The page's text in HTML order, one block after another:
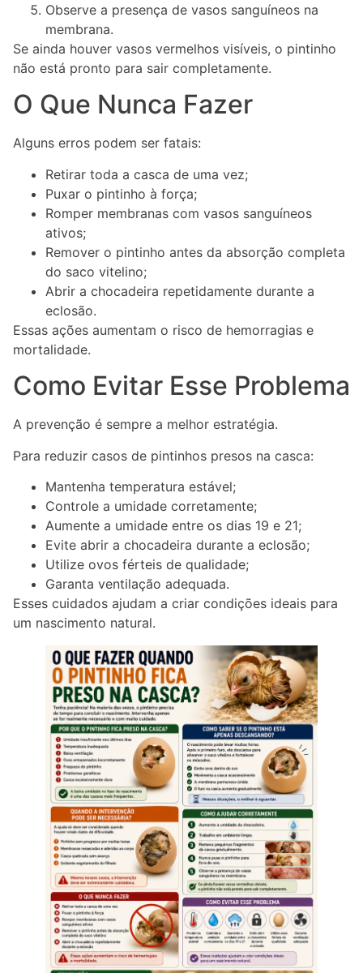
Observe a presença de vasos sanguíneos na
membrana.
Se ainda houver vasos vermelhos visíveis, o pintinho
não está pronto para sair completamente.
O Que Nunca Fazer
Alguns erros podem ser fatais:
Retirar toda a casca de uma vez;
Puxar o pintinho à força;
Romper membranas com vasos sanguíneos
ativos;
Remover o pintinho antes da absorção completa
do saco vitelino;
Abrir a chocadeira repetidamente durante a
eclosão.
Essas ações aumentam o risco de hemorragias e
mortalidade.
Como Evitar Esse Problema
A prevenção é sempre a melhor estratégia.
Para reduzir casos de pintinhos presos na casca:
Mantenha temperatura estável;
Controle a umidade corretamente;
Aumente a umidade entre os dias 19 e 21;
Evite abrir a chocadeira durante a eclosão;
Utilize ovos férteis de qualidade;
Garanta ventilação adequada.
Esses cuidados ajudam a criar condições ideais para
um nascimento natural.